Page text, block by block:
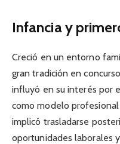
Infancia y
Creció en un entorno
gran tradición en
influyó en su interés por
como modelo
implicó trasladarse
oportunidades laborales